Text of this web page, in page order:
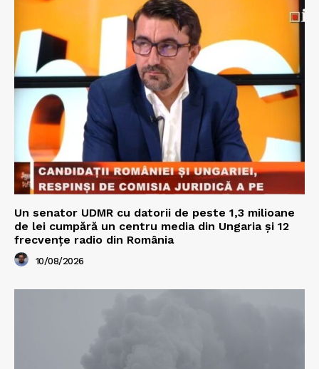
Un senator UDMR cu datorii de peste 1,3 milioane
de lei cumpără un centru media din Ungaria și 12
frecvențe radio din România
10/08/2026